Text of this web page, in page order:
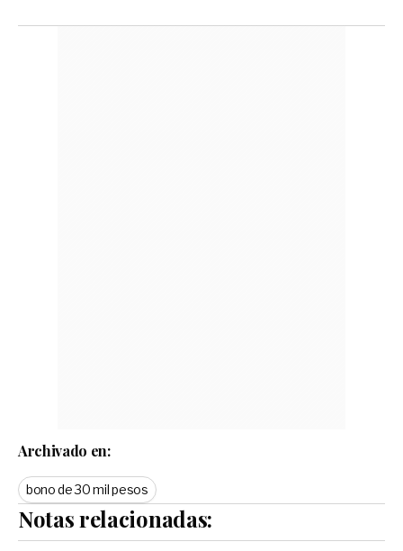
Archivado en:
bono de 30 mil pesos
Notas relacionadas: